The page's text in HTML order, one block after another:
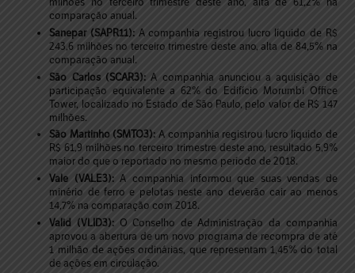
comparação anual.
Sanepar (SAPR11): A companhia registrou lucro líquido de R$
243,6 milhões no terceiro trimestre deste ano, alta de 84,5% na
comparação anual.
São Carlos (SCAR3):A companhia anunciou a aquisição de
participação equivalente a 62% do Edifício Morumbi Office
Tower, localizado no Estado de São Paulo, pelo valor de R$ 147
milhões.
São Martinho (SMTO3): A companhia registrou lucro líquido de
R$ 61,9 milhões no terceiro trimestre deste ano, resultado 5,9%
maior do que o reportado no mesmo período de 2018.
Vale (VALE3):A companhia informou que suas vendas de
minério de ferro e pelotas neste ano deverão cair ao menos
14,7% na comparação com 2018.
Valid (VLID3): O Conselho de Administração da companhia
aprovou a abertura de um novo programa de recompra de até
1 milhão de ações ordinárias, que representam 1,45% do total
de ações em circulação.